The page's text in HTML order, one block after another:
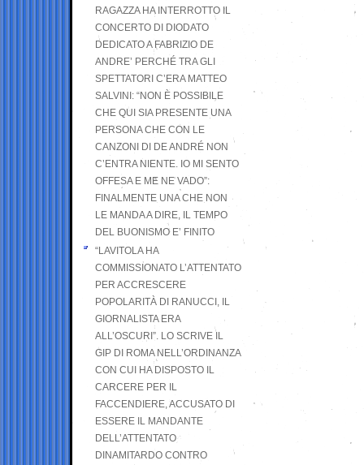
RAGAZZA HA INTERROTTO IL
CONCERTO DI DIODATO
DEDICATO A FABRIZIO DE
ANDRE’ PERCHÉ TRA GLI
SPETTATORI C’ERA MATTEO
SALVINI: “NON È POSSIBILE
CHE QUI SIA PRESENTE UNA
PERSONA CHE CON LE
CANZONI DI DE ANDRÉ NON
C’ENTRA NIENTE. IO MI SENTO
OFFESA E ME NE VADO”:
FINALMENTE UNA CHE NON
LE MANDA A DIRE, IL TEMPO
DEL BUONISMO E’ FINITO
“LAVITOLA HA
COMMISSIONATO L’ATTENTATO
PER ACCRESCERE
POPOLARITÀ DI RANUCCI, IL
GIORNALISTA ERA
ALL’OSCURI”. LO SCRIVE IL
GIP DI ROMA NELL’ORDINANZA
CON CUI HA DISPOSTO IL
CARCERE PER IL
FACCENDIERE, ACCUSATO DI
ESSERE IL MANDANTE
DELL’ATTENTATO
DINAMITARDO CONTRO